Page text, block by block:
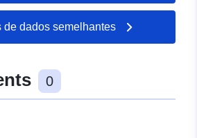
de dados semelhantes
0